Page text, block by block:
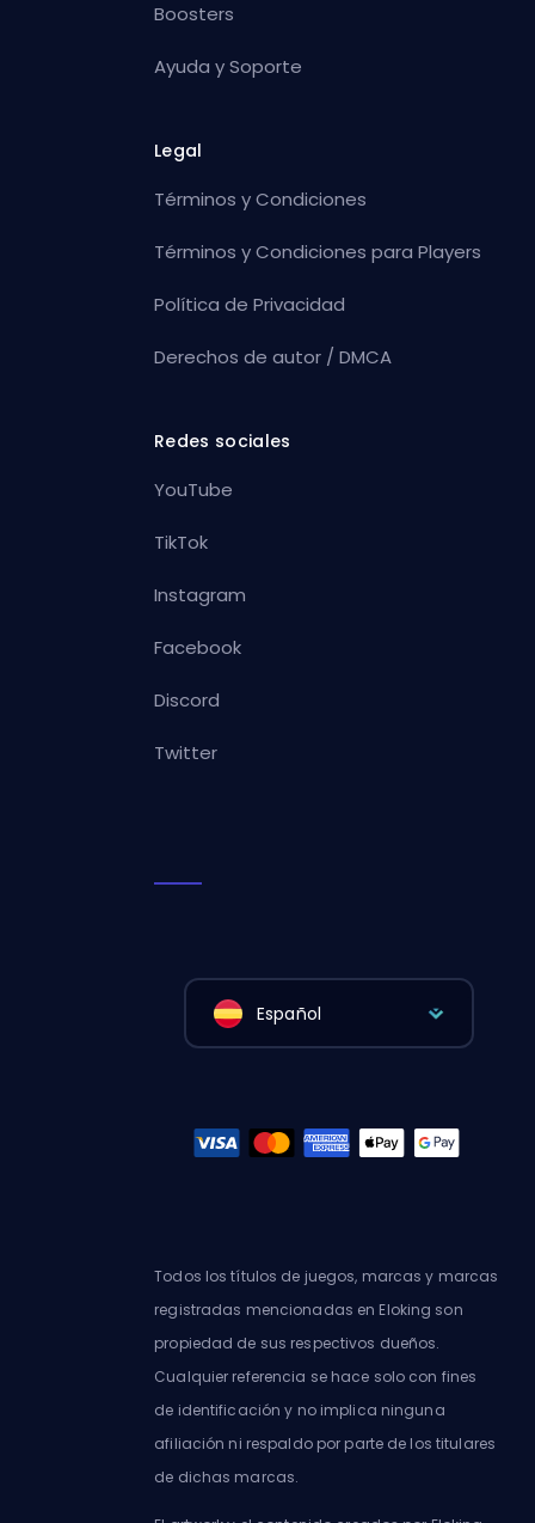
Boosters
Ayuda y Soporte
Legal
Términos y Condiciones
Términos y Condiciones para Players
Política de Privacidad
Derechos de autor / DMCA
Redes sociales
YouTube
TikTok
Instagram
Facebook
Discord
Twitter
Español
Todos los títulos de juegos, marcas y marcas
registradas mencionadas en Eloking son
propiedad de sus respectivos dueños.
Cualquier referencia se hace solo con fines
de identificación y no implica ninguna
afiliación ni respaldo por parte de los titulares
de dichas marcas.